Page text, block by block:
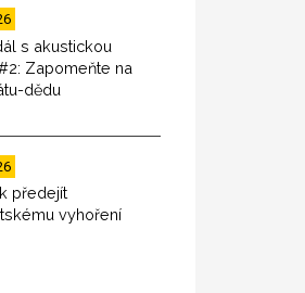
s akustickou
Zapomeňte na
dědu
předejít
vyhoření